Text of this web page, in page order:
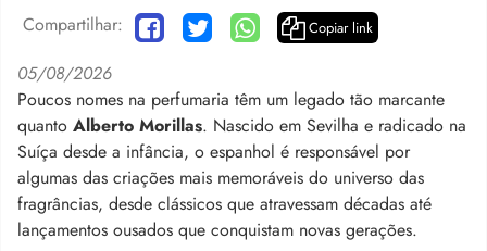
Compartilhar: Copiar link
05/08/2026
Poucos nomes na perfumaria têm um legado tão marcante
quanto Alberto Morillas. Nascido em Sevilha e radicado na
Suíça desde a infância, o espanhol é responsável por
algumas das criações mais memoráveis do universo das
fragrâncias, desde clássicos que atravessam décadas até
lançamentos ousados que conquistam novas gerações.